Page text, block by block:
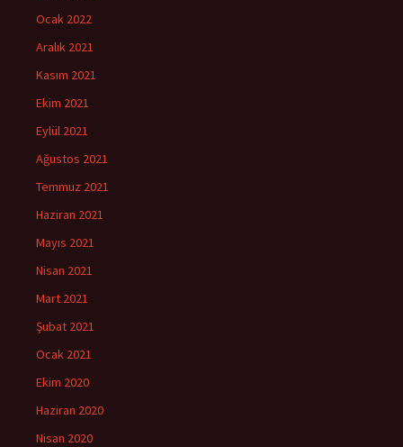
Ocak 2022
Aralık 2021
Kasım 2021
Ekim 2021
Eylül 2021
Ağustos 2021
Temmuz 2021
Haziran 2021
Mayıs 2021
Nisan 2021
Mart 2021
Şubat 2021
Ocak 2021
Ekim 2020
Haziran 2020
Nisan 2020